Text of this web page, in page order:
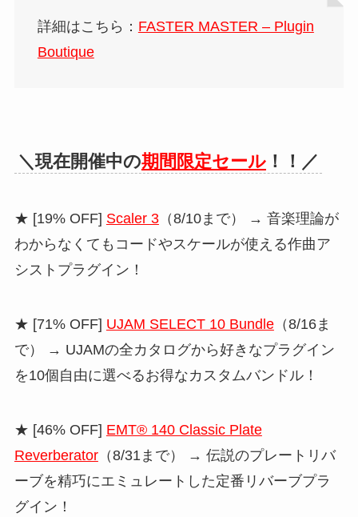
詳細はこちら： FASTER MASTER – Plugin
Boutique
＼現在開催中の期間限定セール！！／
★ [19% OFF] Scaler 3（8/10まで） → 音楽理論が
わからなくてもコードやスケールが使える作曲ア
シストプラグイン！
★ [71% OFF] UJAM SELECT 10 Bundle（8/16ま
で） → UJAMの全カタログから好きなプラグイン
を10個自由に選べるお得なカスタムバンドル！
★ [46% OFF] EMT® 140 Classic Plate
Reverberator（8/31まで） → 伝説のプレートリバ
ーブを精巧にエミュレートした定番リバーブプラ
グイン！